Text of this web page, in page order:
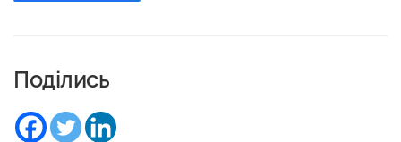
Поділись